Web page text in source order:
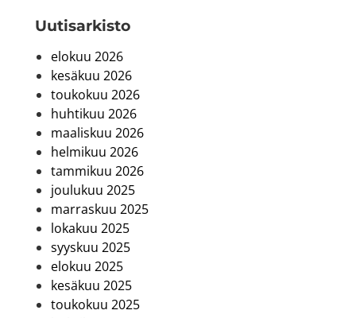
Uutis­arkisto
elokuu 2026
kesäkuu 2026
toukokuu 2026
huhtikuu 2026
maaliskuu 2026
helmikuu 2026
tammikuu 2026
joulukuu 2025
marraskuu 2025
lokakuu 2025
syyskuu 2025
elokuu 2025
kesäkuu 2025
toukokuu 2025